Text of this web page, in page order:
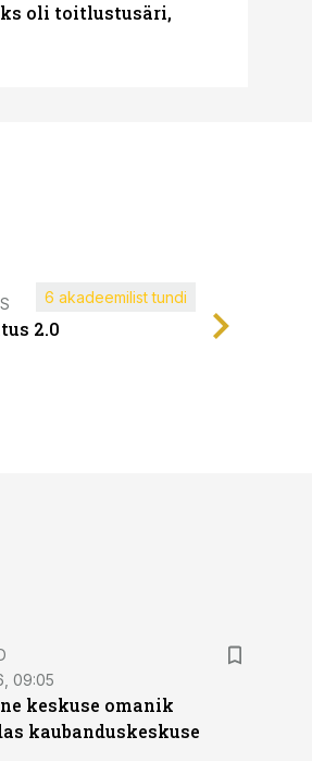
oli toitlustusäri,
2.0
6 akadeemilist tundi
09:05
keskuse omanik
kaubanduskeskuse